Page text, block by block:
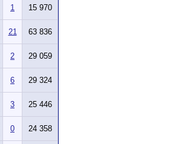
1 15 970
21 63 836
2 29 059
6 29 324
3 25 446
0 24 358